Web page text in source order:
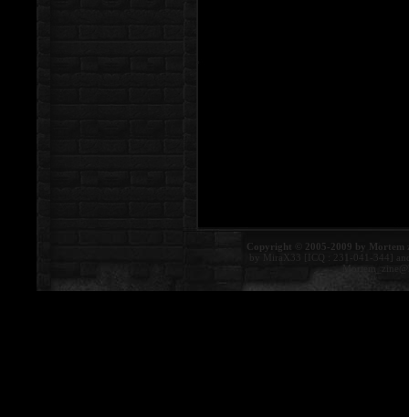
Copyright © 2005-2009 by Mortem
by MiraX33 [ICQ : 231-041-344]